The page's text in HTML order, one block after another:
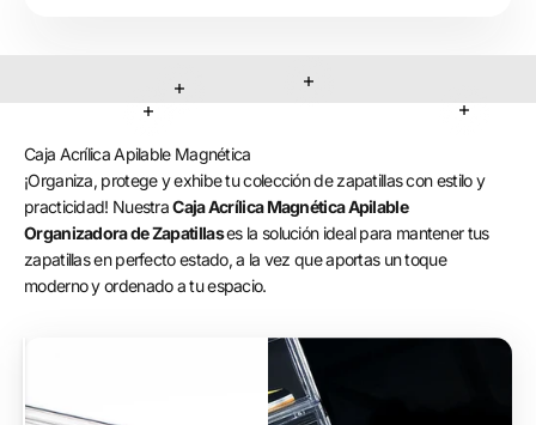
Leer más
Leer más
Leer más
Caja Acrílica Apilable Magnética
¡Organiza, protege y exhibe tu colección de zapatillas con estilo y
practicidad! NuestraCaja Acrílica Magnética Apilable
Organizadora de Zapatillases la solución ideal para mantener tus
zapatillas en perfecto estado, a la vez que aportas un toque
moderno y ordenado a tu espacio.